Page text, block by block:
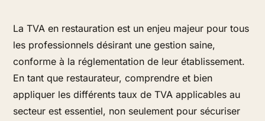
La TVA en restauration est un enjeu majeur pour tous
les professionnels désirant une gestion saine,
conforme à la réglementation de leur établissement.
En tant que restaurateur, comprendre et bien
appliquer les différents taux de TVA applicables au
secteur est essentiel, non seulement pour sécuriser